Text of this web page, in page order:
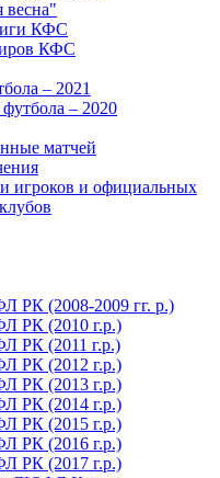
весна"
КФС
КФС
– 2021
футбола – 2020
матчей
игроков и официальных
РК (2008-2009 гг. р.)
РК (2010 г.р.)
РК (2011 г.р.)
РК (2012 г.р.)
РК (2013 г.р.)
РК (2014 г.р.)
РК (2015 г.р.)
РК (2016 г.р.)
РК (2017 г.р.)